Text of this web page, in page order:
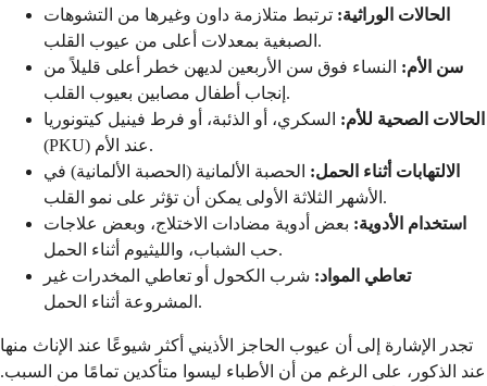
الحالات الوراثية: ترتبط متلازمة داون وغيرها من التشوهات
الصبغية بمعدلات أعلى من عيوب القلب.
سن الأم: النساء فوق سن الأربعين لديهن خطر أعلى قليلاً من
إنجاب أطفال مصابين بعيوب القلب.
الحالات الصحية للأم: السكري، أو الذئبة، أو فرط فينيل كيتونوريا
(PKU) عند الأم.
الالتهابات أثناء الحمل: الحصبة الألمانية (الحصبة الألمانية) في
الأشهر الثلاثة الأولى يمكن أن تؤثر على نمو القلب.
استخدام الأدوية: بعض أدوية مضادات الاختلاج، وبعض علاجات
حب الشباب، والليثيوم أثناء الحمل.
تعاطي المواد: شرب الكحول أو تعاطي المخدرات غير
المشروعة أثناء الحمل.
تجدر الإشارة إلى أن عيوب الحاجز الأذيني أكثر شيوعًا عند الإناث منها
عند الذكور، على الرغم من أن الأطباء ليسوا متأكدين تمامًا من السبب.